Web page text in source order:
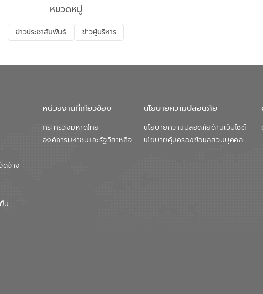
หมวดหมู่
ข่าวประชาสัมพันธ์ ข่าวผู้บริหาร
ดจ้าง
น
หน่วยงานที่เกียวข้อง
กระทรวงมหาดไทย
องค์การมหาชนและรัฐวิสาหกิจ
นโยบายความปลอดภัย
นโยบายความปลอดภัยด้านเว็บไซต์
นโยบายคุ้มครองข้อมูลส่วนบุคคล